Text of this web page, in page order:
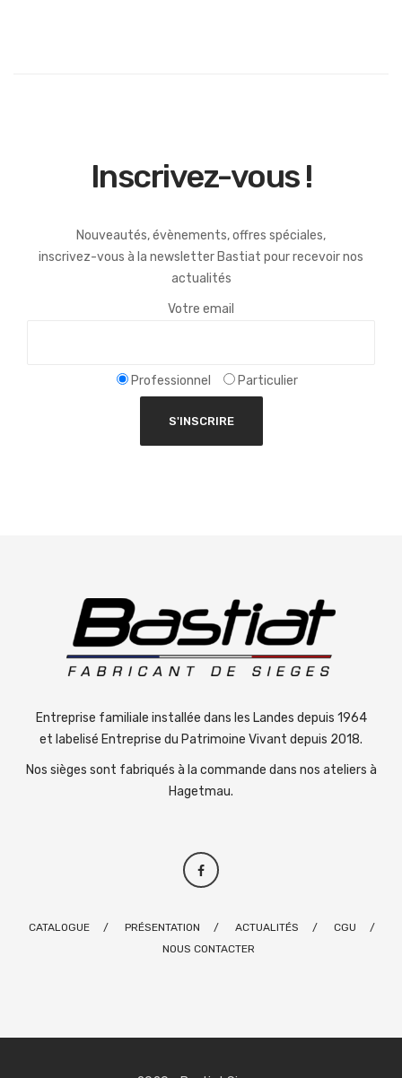
Inscrivez-vous !
Nouveautés, évènements, offres spéciales,
inscrivez-vous à la newsletter Bastiat pour recevoir nos
actualités
Votre email
Professionnel Particulier
Entreprise familiale installée dans les Landes depuis 1964
et labelisé Entreprise du Patrimoine Vivant depuis 2018.
Nos sièges sont fabriqués à la commande dans nos ateliers à
Hagetmau.
CATALOGUE PRÉSENTATION ACTUALITÉS
CGU
NOUS CONTACTER